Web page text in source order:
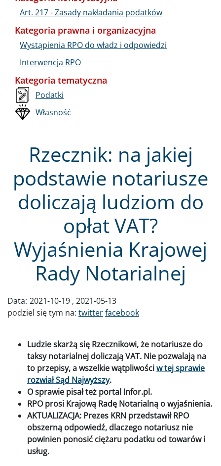
Rzecznik: na jakiej
podstawie notariusze
doliczają ludziom do
opłat VAT?
Wyjaśnienia Krajowej
Rady Notarialnej
Data: 2021-10-19 2021-05-13
podziel się tym na: twitterfacebook
Ludzie skarżą się Rzecznikowi, że notariusze do
taksy notarialnej doliczają VAT. Nie pozwalają na
to przepisy, a wszelkie wątpliwościw tej sprawie
rozwiał Sąd Najwyższy.
O sprawie pisał też portal Infor.pl.
RPO prosi Krajową Radę Notarialną o wyjaśnienia.
AKTUALIZACJA: Prezes KRN przedstawił RPO
obszerną odpowiedź, dlaczego notariusz nie
powinien ponosić ciężaru podatku od towarów i
usług.
Art. 217 - Zasady nakładania podatków
Kategoria prawna i organizacyjna
Wystąpienia RPO do władz i odpowiedzi
Interwencja RPO
Kategoria tematyczna
Podatki
Własność